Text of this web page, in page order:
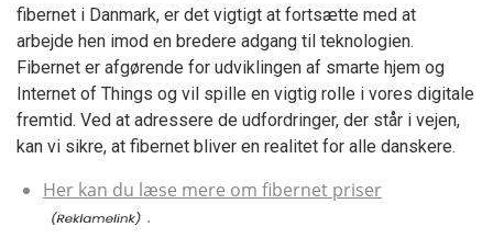
fibernet i Danmark, er det vigtigt at fortsætte med at
arbejde hen imod en bredere adgang til teknologien.
Fibernet er afgørende for udviklingen af smarte hjem og
Internet of Things og vil spille en vigtig rolle i vores digitale
fremtid. Ved at adressere de udfordringer, der står i vejen,
kan vi sikre, at fibernet bliver en realitet for alle danskere.
Her kan du læse mere om fibernet priser
.